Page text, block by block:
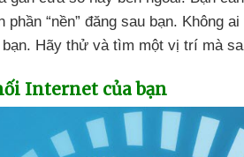
phần “nền” đăng sau bạn. Không
. Hãy thử và tìm một vị trí mà
Internet của bạn